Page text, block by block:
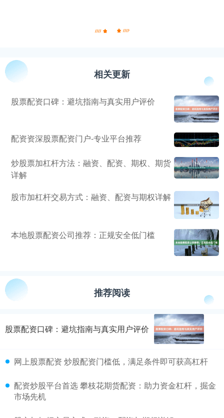
相关更新
股票配资口碑：避坑指南与真实用户评价
配资资深股票配资门户-专业平台推荐
炒股票加杠杆方法：融资、配资、期权、期货
详解
股市加杠杆交易方式：融资、配资与期权详解
本地股票配资公司推荐：正规安全低门槛
推荐阅读
股票配资口碑：避坑指南与真实用户评价
网上股票配资 炒股配资门槛低，满足条件即可获高杠杆
配资炒股平台首选 攀枝花期货配资：助力资金杠杆，掘金
市场先机